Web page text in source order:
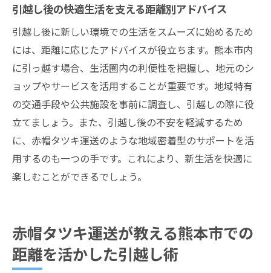
引越し後の快適生活を支える距離別アドバイス
引越し後に新しい環境での生活をスムーズに始めるため
には、距離に応じたアドバイスが役立ちます。熊本市内
に引っ越す場合、生活圏内の利便性を把握し、地元のシ
ョップやサービスを活用することが重要です。地域特有
の交通手段や公共施設を事前に調査し、引越しの際に役
立てましょう。また、引越し後の不安を軽減するため
に、赤帽タツキ運送のような地域密着型のサポートを活
用するのも一つの手です。これにより、新生活を快適に
楽しむことができるでしょう。
赤帽タツキ運送が教える熊本市での
距離を活かした引越し術